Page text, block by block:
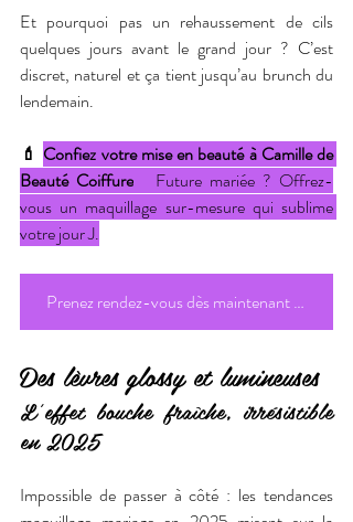
Et pourquoi pas un rehaussement de cils
quelques jours avant le grand jour ? C’est
discret, naturel et ça tient jusqu’au brunch du
lendemain.
💄 Confiez votre mise en beauté à Camille de
Beauté Coiffure Future mariée ? Offrez-
vous un maquillage sur-mesure qui sublime
votre jour J.
Prenez rendez-vous dès maintenant avec Camille et vivez une séance d’essai inoubliable.
Des lèvres glossy et lumineuses
L’effet bouche fraîche, irrésistible
en 2025
Impossible de passer à côté : les tendances